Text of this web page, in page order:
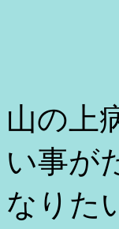
山の上
い事が
なりた